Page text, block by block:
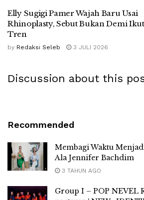
Elly Sugigi Pamer Wajah Baru Usai
Rhinoplasty, Sebut Bukan Demi Ikut
Tren
by Redaksi Seleb 3 JULI 2026
Discussion about this
Recommended
Membagi Waktu
Ala Jennifer Bachdim
3 TAHUN AGO
Group I – POP NEVEL